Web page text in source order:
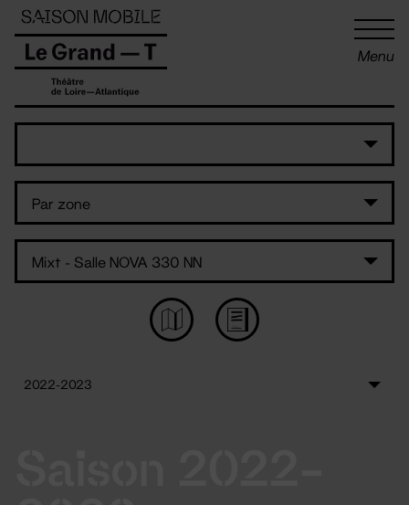
Menu
Panneau de gestion des cookies